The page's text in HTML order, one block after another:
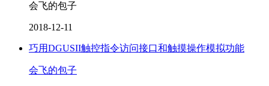
会飞的包子
2018-12-11
巧用DGUSII触控指令访问接口和触摸操作模拟功能
会飞的包子